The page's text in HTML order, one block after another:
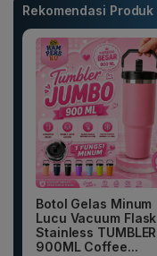
Rekomendasi Produk
Botol Gelas Minum
Lucu Vacuum Flask
Stainless TUMBLER
900ML Coffee...